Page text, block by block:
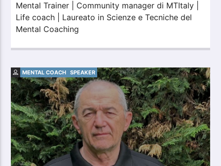
Mental Trainer | Community manager di MTItaly |
Life coach | Laureato in Scienze e Tecniche del
Mental Coaching
MENTAL COACH SPEAKER